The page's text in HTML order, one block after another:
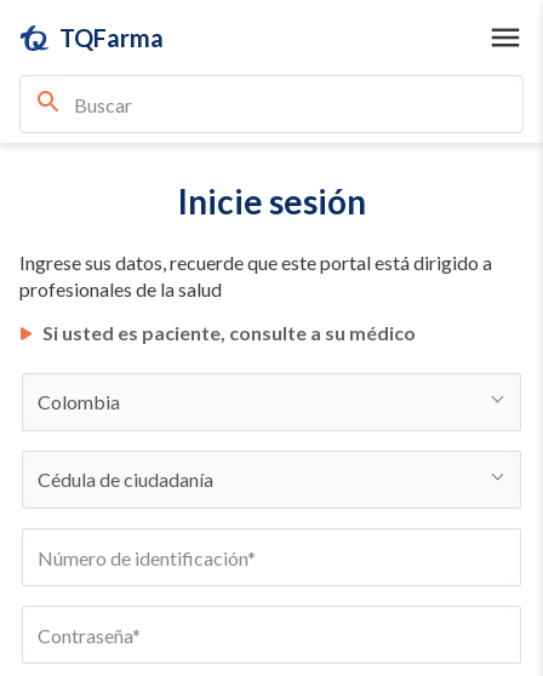
TQFarma
Inicie sesión
Ingrese sus datos, recuerde que este portal está dirigido a
profesionales de la salud
Si usted es paciente, consulte a su médico